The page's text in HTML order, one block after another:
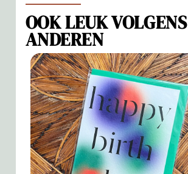
OOK LEUK VOLGENS
ANDEREN